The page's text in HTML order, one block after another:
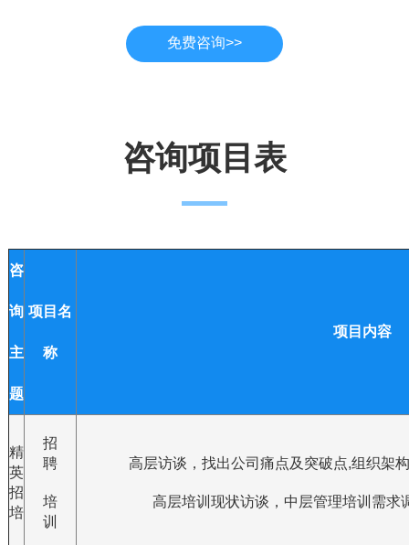
免费咨询>>
咨询项目表
咨
询
主
题
项目名
称
项目内容
精
英
招
培
招
聘
培
训
高层访谈，找出公司痛点及突破点,组织架
高层培训现状访谈，中层管理培训需求